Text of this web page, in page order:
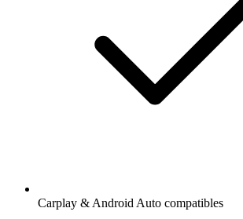
Carplay & Android Auto compatibles